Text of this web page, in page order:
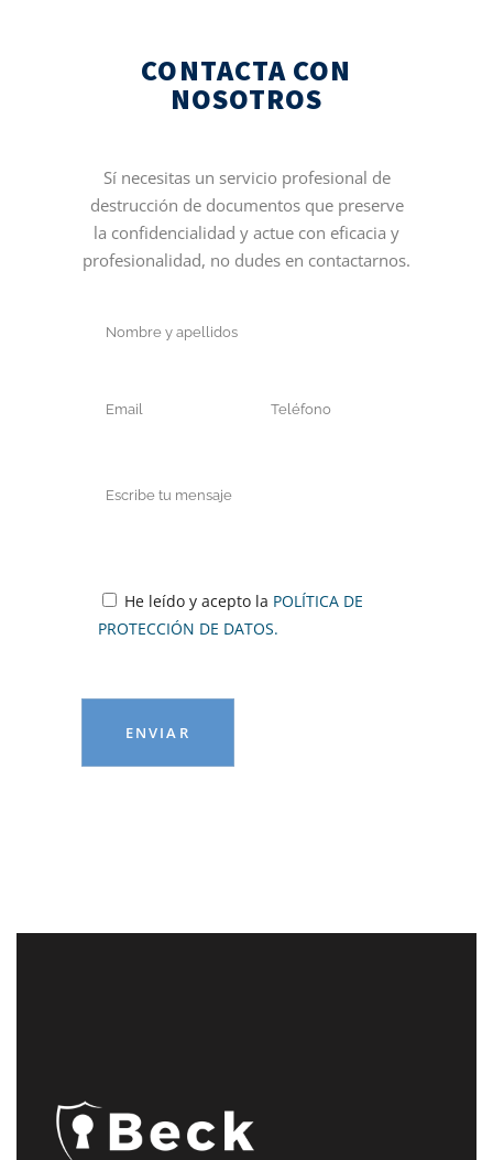
CONTACTA CON
NOSOTROS
Sí necesitas un servicio profesional de
destrucción de documentos que preserve
la confidencialidad y actue con eficacia y
profesionalidad, no dudes en contactarnos.
He leído y acepto la POLÍTICA DE
PROTECCIÓN DE DATOS.